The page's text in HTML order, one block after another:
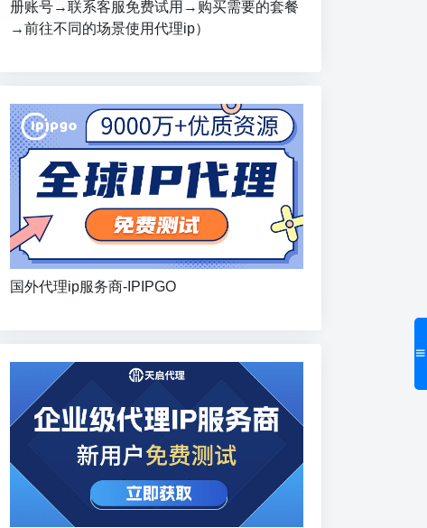
册账号→联系客服免费试用→购买需要的套餐
→前往不同的场景使用代理ip）
国外代理ip服务商-IPIPGO